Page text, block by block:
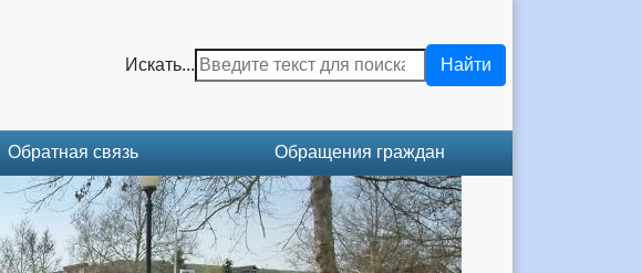
Искать... Найти
Обратная связь Обращения граждан